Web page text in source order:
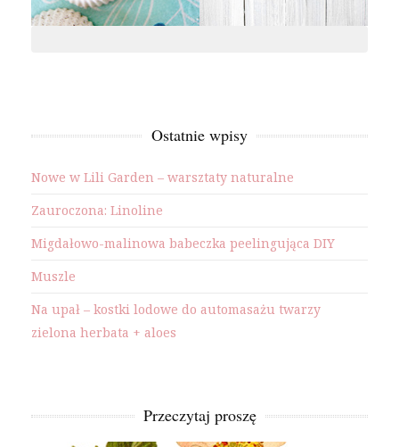
Ostatnie wpisy
Nowe w Lili Garden – warsztaty naturalne
Zauroczona: Linoline
Migdałowo-malinowa babeczka peelingująca DIY
Muszle
Na upał – kostki lodowe do automasażu twarzy
zielona herbata + aloes
Przeczytaj proszę